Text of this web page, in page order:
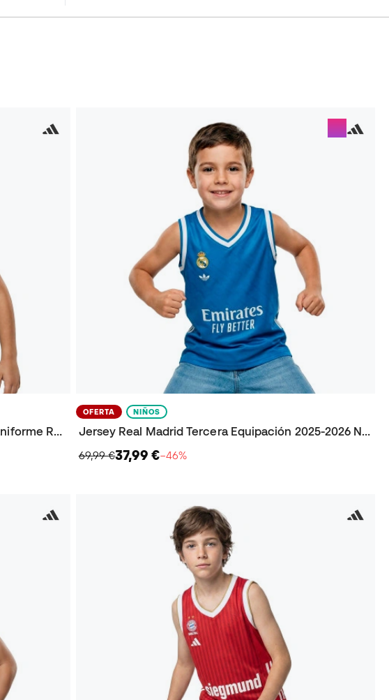
Jersey Real Madrid Basketball Segundo Uniforme Replica 2026-2027 Niño
OFERTA NIÑOS
Jersey Real Madrid Tercera Equipación 2025-2026 Niño
69,99 €37,99 €−46%